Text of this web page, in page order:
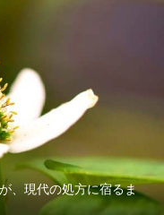
、現代の処方に宿るま